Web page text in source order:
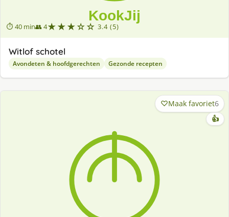
⏱ 40 min👥 4★★★☆☆ 3.4 (5)
Witlof schotel
Avondeten & hoofdgerechten Gezonde recepten
Maak favoriet6
👍